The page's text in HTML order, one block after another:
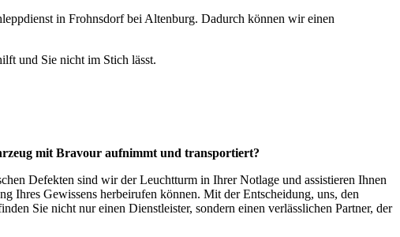
in Frohnsdorf bei Altenburg. Dadurch können wir einen
und Sie nicht im Stich lässt.
mit Bravour aufnimmt und transportiert?
Defekten sind wir der Leuchtturm in Ihrer Notlage und assistieren Ihnen
Ihres Gewissens herbeirufen können. Mit der Entscheidung, uns, den
Sie nicht nur einen Dienstleister, sondern einen verlässlichen Partner, der